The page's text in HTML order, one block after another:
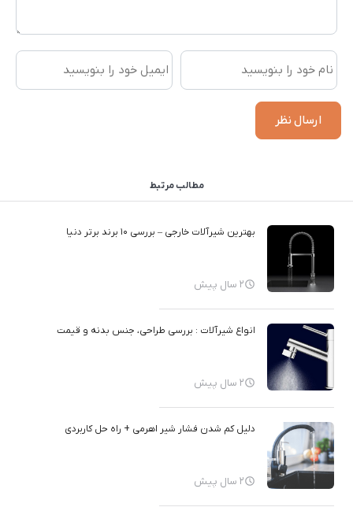
مطالب مرتبط
بهترین شیرآلات خارجی – بررسی ۱۰ برند برتر دنیا
2 سال پیش
انواع شیرآلات : بررسی طراحی، جنس بدنه و قیمت
2 سال پیش
دلیل کم شدن فشار شیر اهرمی + راه حل کاربردی
2 سال پیش